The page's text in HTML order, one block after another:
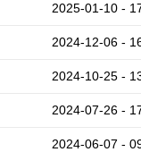
2025-01-10 -
2024-12-06 -
2024-10-25 -
2024-07-26 -
2024-06-07 -